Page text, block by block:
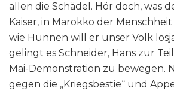
allen die Schädel. Hör doch, was
Kaiser, in Marokko der
wie Hunnen will er unser Volk
gelingt es Schneider, Hans zur
Mai-Demonstration zu bewegen.
gegen die „Kriegsbestie“ und